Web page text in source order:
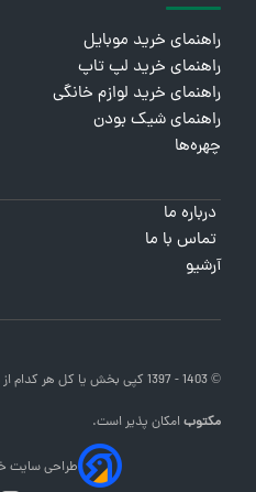
راهنمای خرید موبایل
راهنمای خرید لپ تاپ
راهنمای خرید لوازم خانگی
راهنمای شیک بودن
چهره‌ها
درباره ما
تماس با ما
آرشیو
© 1403 - 1397 کپی بخش یا کل هر کدام از مطالب
مکتوبامکان پذیر است.
طراحی سایت